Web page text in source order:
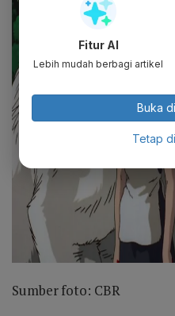
Sumber foto: CBR
Fitur AI
Lebih mudah berbagi artikel
Buka
Tetap